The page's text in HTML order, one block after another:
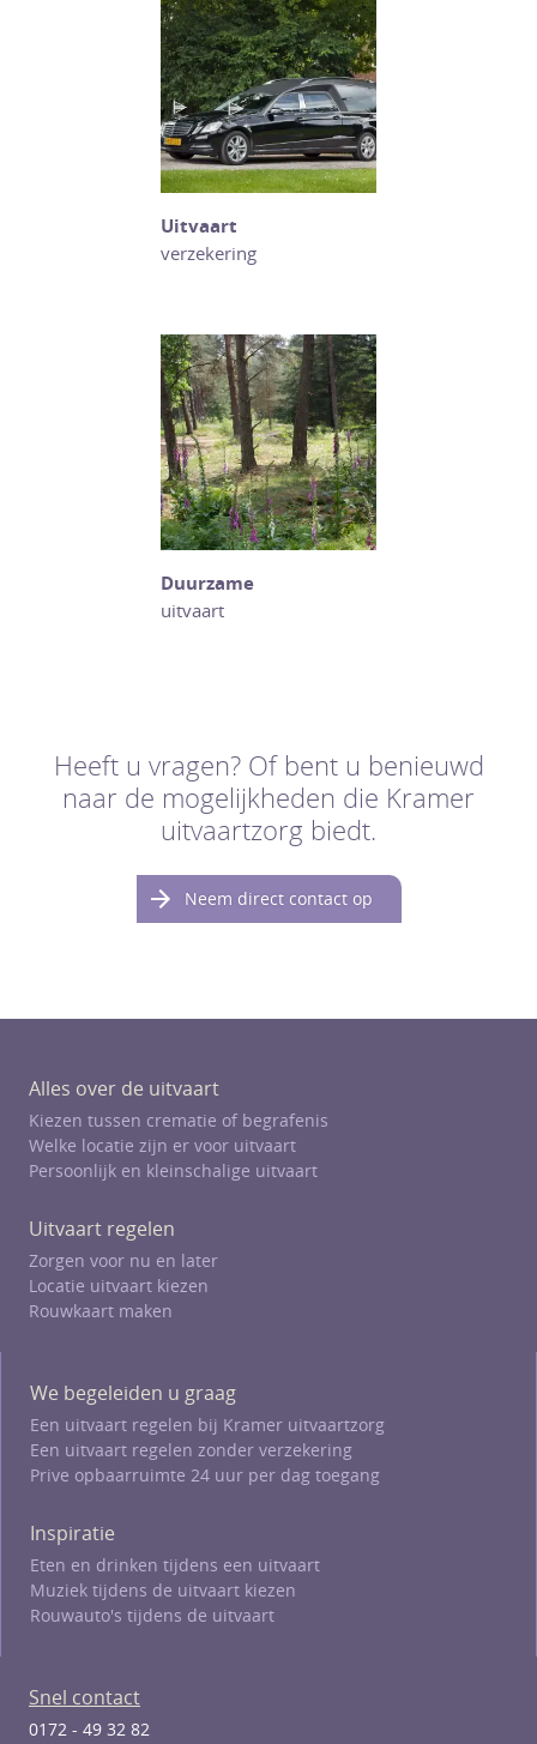
Uitvaart
verzekering
Duurzame
uitvaart
Heeft u vragen? Of bent u benieuwd
naar de mogelijkheden die Kramer
uitvaartzorg biedt.
Neem direct contact op
Alles over de uitvaart
Kiezen tussen crematie of begrafenis
Welke locatie zijn er voor uitvaart
Persoonlijk en kleinschalige uitvaart
Uitvaart regelen
Zorgen voor nu en later
Locatie uitvaart kiezen
Rouwkaart maken
We begeleiden u graag
Een uitvaart regelen bij Kramer uitvaartzorg
Een uitvaart regelen zonder verzekering
Prive opbaarruimte 24 uur per dag toegang
Inspiratie
Eten en drinken tijdens een uitvaart
Muziek tijdens de uitvaart kiezen
Rouwauto's tijdens de uitvaart
Snel contact
0172 - 49 32 82